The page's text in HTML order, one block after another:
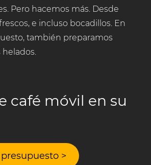
Pero hacemos más. Desde
e incluso bocadillos. En
también preparamos
helados.
café móvil en su
>